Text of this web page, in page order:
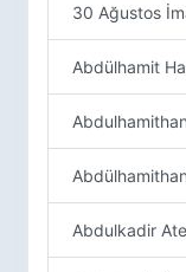
30 Ağustos
Abdülhamit
Abdulkadir